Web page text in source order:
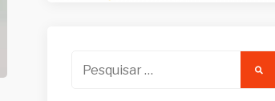
Pesquisar